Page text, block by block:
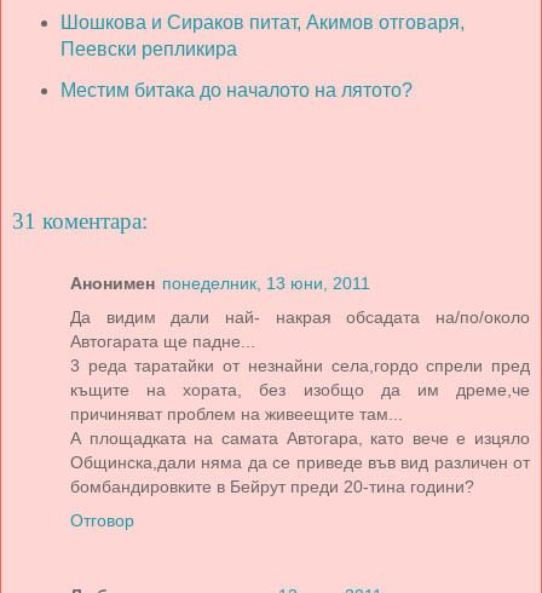
Шошкова и Сираков питат, Акимов отговаря,
Пеевски репликира
Местим битака до началото на лятото?
31 коментара:
Анонимен понеделник, 13 юни, 2011
Да видим дали най- накрая обсадата на/по/около
Автогарата ще падне...
3 реда таратайки от незнайни села,гордо спрели пред
къщите на хората, без изобщо да им дреме,че
причиняват проблем на живеещите там...
А площадката на самата Автогара, като вече е изцяло
Общинска,дали няма да се приведе във вид различен от
бомбандировките в Бейрут преди 20-тина години?
Отговор